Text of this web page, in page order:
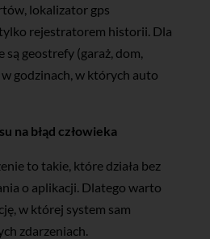
lokalizator gps
rejestratorem historii. Dla
są geostrefy (garaż, dom,
godzinach, w których auto
na błąd człowieka
to takie, które działa bez
o aplikacji. Dlatego warto
w której system sam
zdarzeniach.